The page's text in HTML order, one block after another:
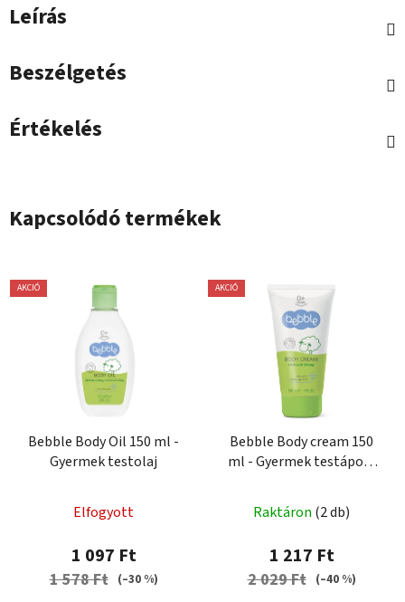
Leírás
Beszélgetés
Értékelés
Kapcsolódó termékek
AKCIÓ
Bebble Body Oil 150 ml -
Gyermek testolaj
Elfogyott
1 097 Ft
1 578 Ft (–30 %)
AKCIÓ
Bebble Body cream 150
ml - Gyermek testápoló
Raktáron (2 db)
1 217 Ft
2 029 Ft (–40 %)